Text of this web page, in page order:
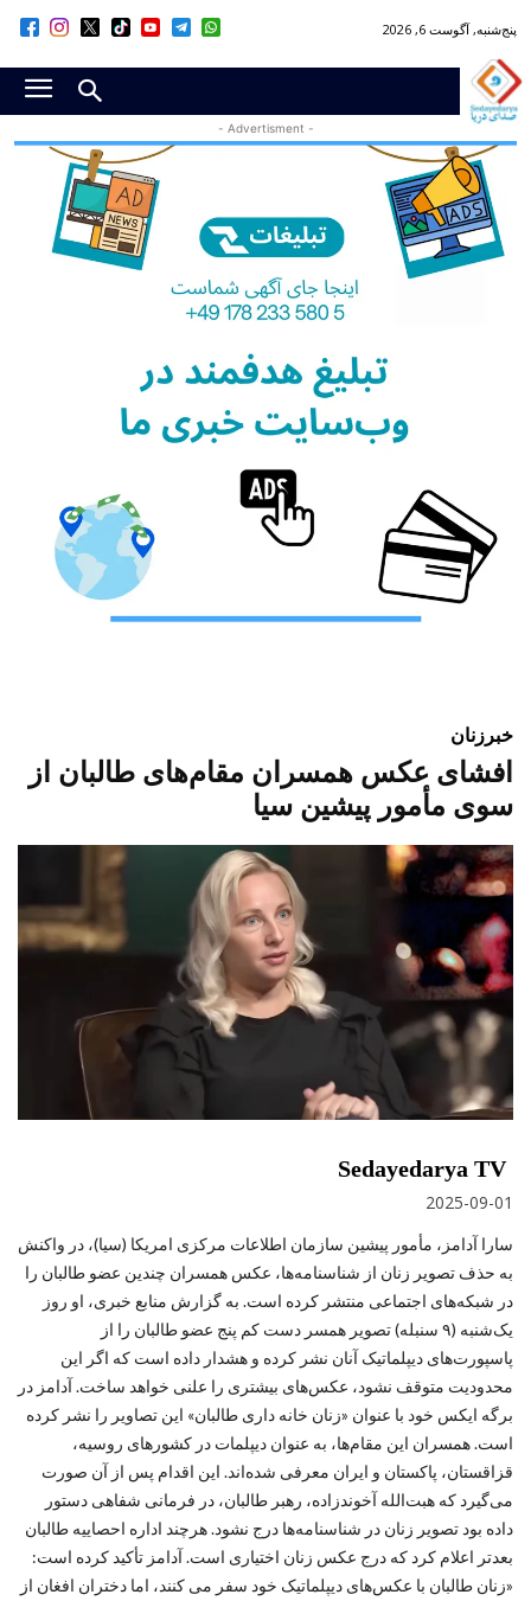
پنج‌شنبه, آگوست 6, 2026
- Advertisment -
خبر زنان
افشای عکس همسران مقام‌های طالبان از
سوی مأمور پیشین سیا
Sedayedarya TV
2025-09-01
سارا آدامز، مأمور پیشین سازمان اطلاعات مرکزی امریکا (سیا)، در واکنش
به حذف تصویر زنان از شناسنامه‌ها، عکس همسران چندین عضو طالبان را
در شبکه‌های اجتماعی منتشر کرده است. به گزارش منابع خبری، او روز
یک‌شنبه (۹ سنبله) تصویر همسر دست‌ کم پنج عضو طالبان را از
پاسپورت‌های دیپلماتیک آنان نشر کرده و هشدار داده است که اگر این
محدودیت متوقف نشود، عکس‌های بیشتری را علنی خواهد ساخت. آدامز در
برگه ایکس خود با عنوان «زنان خانه‌ داری طالبان» این تصاویر را نشر کرده
است. همسران این مقام‌ها، به ‌عنوان دیپلمات در کشورهای روسیه،
قزاقستان، پاکستان و ایران معرفی شده‌اند. این اقدام پس از آن صورت
می‌گیرد که هبت‌الله آخوندزاده، رهبر طالبان، در فرمانی شفاهی دستور
داده بود تصویر زنان در شناسنامه‌ها درج نشود. هرچند اداره احصاییه طالبان
بعدتر اعلام کرد که درج عکس زنان اختیاری است. آدامز تأکید کرده است:
«زنان طالبان با عکس‌های دیپلماتیک خود سفر می ‌کنند، اما دختران افغان از